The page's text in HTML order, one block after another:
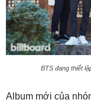
BTS đang thiết
Album mới của